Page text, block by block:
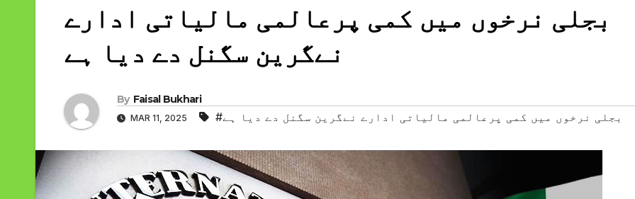
بجلی نرخوں میں کمی پرعالمی مالیاتی ادارے
نےگرین سگنل دے دیا ہے
By Faisal Bukhari
MAR 11, 2025 #بجلی نرخوں میں کمی پرعالمی مالیاتی ادارے نےگرین سگنل دے دیا ہے